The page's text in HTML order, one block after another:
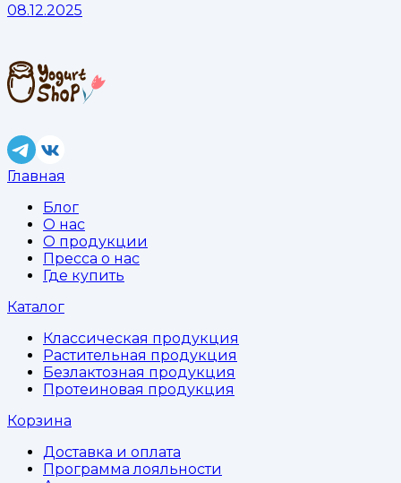
08.12.2025
Главная
Блог
О нас
О продукции
Пресса о нас
Где купить
Каталог
Классическая продукция
Растительная продукция
Безлактозная продукция
Протеиновая продукция
Корзина
Доставка и оплата
Программа лояльности